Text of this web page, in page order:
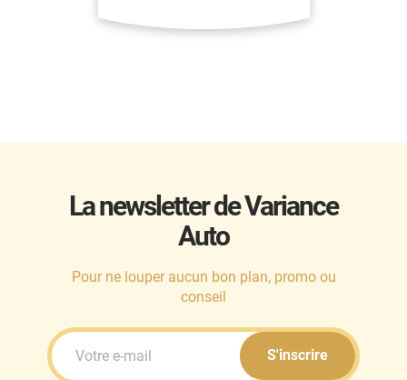
La newsletter de Variance
Auto
Pour ne louper aucun bon plan, promo ou
conseil
S'inscrire